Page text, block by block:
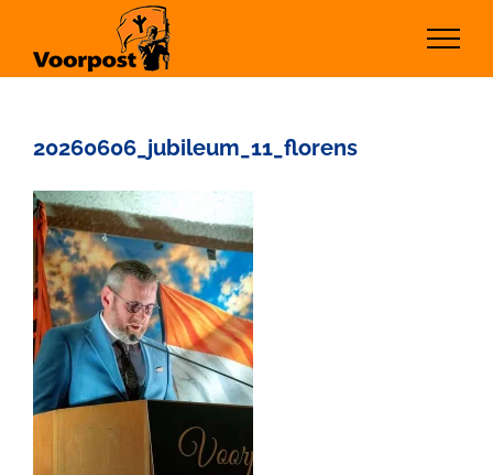
inhoud
20260606_jubileum_11_florens